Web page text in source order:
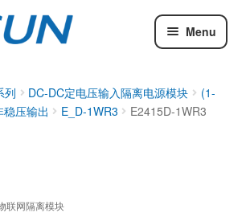
Menu
列 DC-DC定电压输入隔离电源模块
(1-
压输出
E_D-1WR3 E2415D-1WR3
联网隔离模块